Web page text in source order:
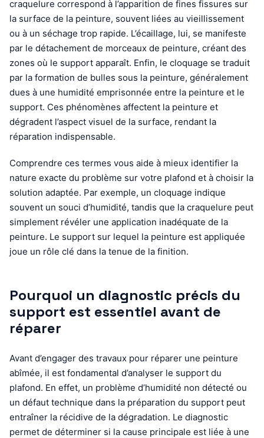
craquelure correspond à l’apparition de fines fissures sur
la surface de la peinture, souvent liées au vieillissement
ou à un séchage trop rapide. L’écaillage, lui, se manifeste
par le détachement de morceaux de peinture, créant des
zones où le support apparaît. Enfin, le cloquage se traduit
par la formation de bulles sous la peinture, généralement
dues à une humidité emprisonnée entre la peinture et le
support. Ces phénomènes affectent la peinture et
dégradent l’aspect visuel de la surface, rendant la
réparation indispensable.
Comprendre ces termes vous aide à mieux identifier la
nature exacte du problème sur votre plafond et à choisir la
solution adaptée. Par exemple, un cloquage indique
souvent un souci d’humidité, tandis que la craquelure peut
simplement révéler une application inadéquate de la
peinture. Le support sur lequel la peinture est appliquée
joue un rôle clé dans la tenue de la finition.
Pourquoi un diagnostic précis du
support est essentiel avant de
réparer
Avant d’engager des travaux pour réparer une peinture
abîmée, il est fondamental d’analyser le support du
plafond. En effet, un problème d’humidité non détecté ou
un défaut technique dans la préparation du support peut
entraîner la récidive de la dégradation. Le diagnostic
permet de déterminer si la cause principale est liée à une